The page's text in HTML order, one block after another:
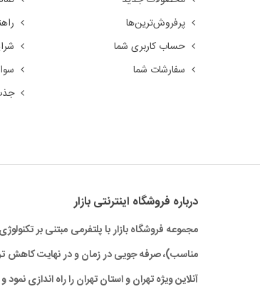
پرفروش‌ترین‌ها
حساب کاربری شما
سفارشات شما
درباره‌ فروشگاه اینترنتی بازار
مجموعه فروشگاه بازار با پلتفرمی مبتنی بر
آنلاین ویژه تهران و استان تهران را راه‌ اندازی نمود و از بهار سال 1403 نیز خدمات بازار به سراسر